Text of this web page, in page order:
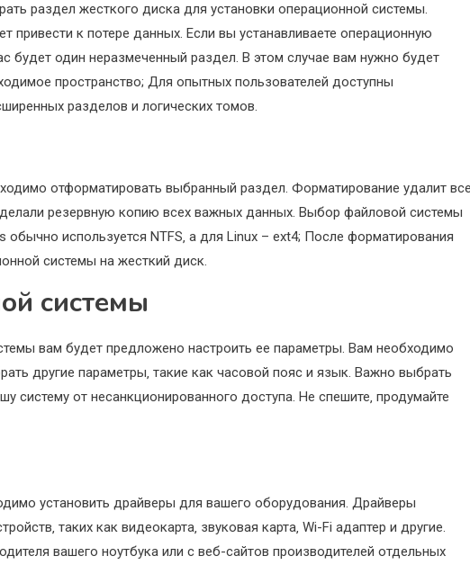
раздел жесткого диска для установки операционной системы.
к потере данных. Если вы устанавливаете операционную
будет один неразмеченный раздел. В этом случае вам нужно будет
пространство; Для опытных пользователей доступны
разделов и логических томов.
отформатировать выбранный раздел. Форматирование удалит
резервную копию всех важных данных. Выбор файловой системы
используется NTFS‚ а для Linux – ext4; После форматирования
системы на жесткий диск.
системы
вам будет предложено настроить ее параметры. Вам необходимо
другие параметры‚ такие как часовой пояс и язык. Важно выбрать
от несанкционированного доступа. Не спешите‚ продумайте
установить драйверы для вашего оборудования. Драйверы
таких как видеокарта‚ звуковая карта‚ Wi-Fi адаптер и другие.
вашего ноутбука или с веб-сайтов производителей отдельных